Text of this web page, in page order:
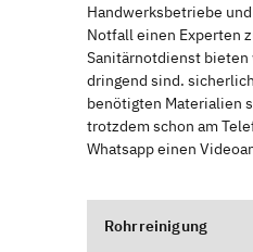
Handwerksbetriebe
Notfall einen Experten
Sanitärnotdienst bieten
dringend sind.
benötigten Materialien
trotzdem schon am
Whatsapp einen
Rohrreinigung